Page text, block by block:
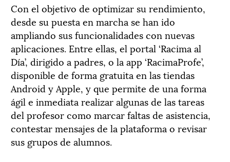
Con el objetivo de optimizar su rendimiento,
desde su puesta en marcha se han ido
ampliando sus funcionalidades con nuevas
aplicaciones. Entre ellas, el portal ‘Racima al
Día’, dirigido a padres, o la app ‘RacimaProfe’,
disponible de forma gratuita en las tiendas
Android y Apple, y que permite de una forma
ágil e inmediata realizar algunas de las tareas
del profesor como marcar faltas de asistencia,
contestar mensajes de la plataforma o revisar
sus grupos de alumnos.